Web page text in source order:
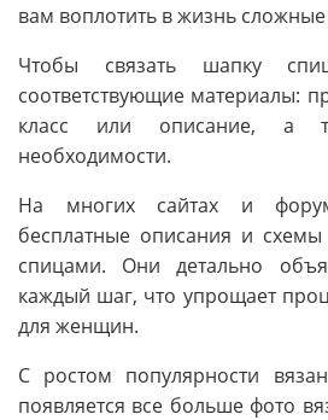
вам воплотить в жизнь
Чтобы связать шапку
соответствующие материалы:
класс или описание, а
необходимости.
На многих сайтах и
бесплатные описания и
спицами. Они детально
каждый шаг, что упрощает
для женщин.
С ростом популярности
появляется все больше фото